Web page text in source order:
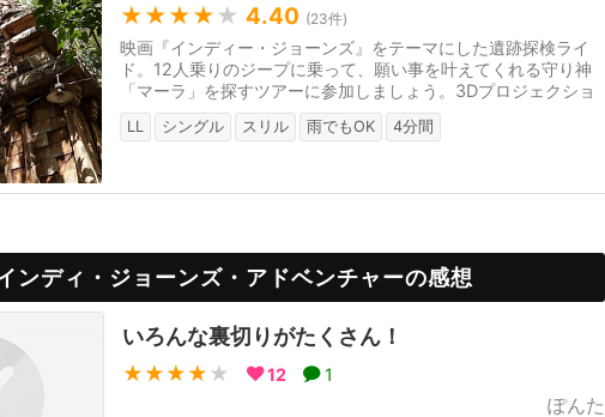
★★★★ ★ 4.40 (23件)
映画『インディー・ジョーンズ』をテーマにした遺跡探検ライ
ド。12人乗りのジープに乗って、願い事を叶えてくれる守り神
「マーラ」を探すツアーに参加しましょう。3Dプロジェクショ
ンマッピングによる演出も追加...
LL シングル スリル 雨でもOK 4分間
ンディ・ジョーンズ・アドベンチャーの感想
いろんな裏切りがたくさん！
★★★★ ★ 12 1
ぽんた